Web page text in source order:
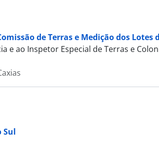
de Terras e Medição dos Lotes
ao Inspetor Especial de Terras e
Sul